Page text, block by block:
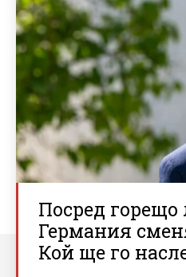
Посред горещо
Германия
Кой ще го